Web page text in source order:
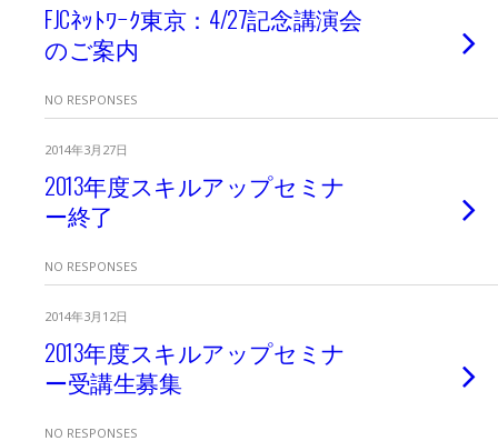
FJCﾈｯﾄﾜｰｸ東京：4/27記念講演会
のご案内
NO RESPONSES
2014年3月27日
2013年度スキルアップセミナ
ー終了
NO RESPONSES
2014年3月12日
2013年度スキルアップセミナ
ー受講生募集
NO RESPONSES